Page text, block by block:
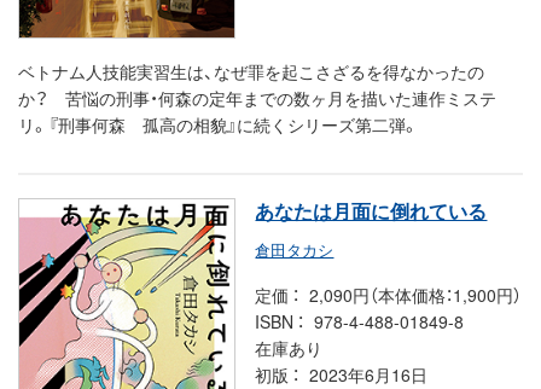
ベトナム人技能実習生は、なぜ罪を起こさざるを得なかったの
か？ 苦悩の刑事・何森の定年までの数ヶ月を描いた連作ミステ
リ。『刑事何森 孤高の相貌』に続くシリーズ第二弾。
あなたは月面に倒れている
倉田タカシ
定価
2,090円（本体価格：1,900円）
ISBN
978-4-488-01849-8
在庫あり
初版
2023年6月16日